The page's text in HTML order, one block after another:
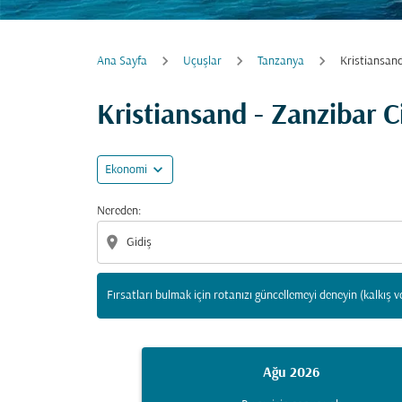
Ana Sayfa Uçuşlar Tanzanya
Kristiansand - Zanzibar
Ekonomi expand_more
Nereden:
location_on
Fırsatları bulmak için rotanızı güncellemeyi deneyin
Fırsatları bulmak için rotanızı güncellemeyi
Ağu 2026